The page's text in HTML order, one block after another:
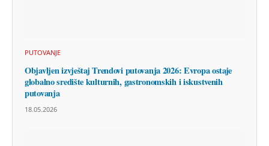
PUTOVANJE
Objavljen izvještaj Trendovi putovanja 2026: Evropa ostaje
globalno središte kulturnih, gastronomskih i iskustvenih
putovanja
18.05.2026